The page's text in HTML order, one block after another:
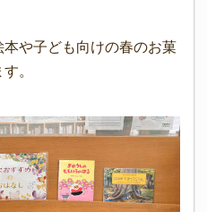
や子ども向けの春のお菓
。